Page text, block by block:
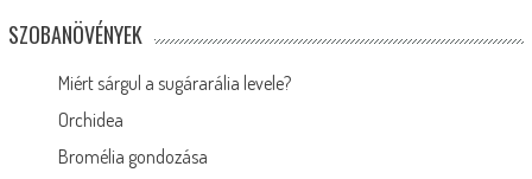
SZOBANÖVÉNYEK
Miért sárgul a sugárarália levele?
Orchidea
Bromélia gondozása